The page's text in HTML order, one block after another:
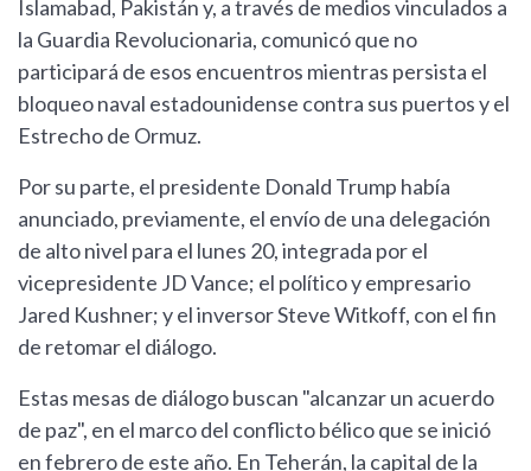
Islamabad, Pakistán y, a través de medios vinculados a
la Guardia Revolucionaria, comunicó que no
participará de esos encuentros mientras persista el
bloqueo naval estadounidense contra sus puertos y el
Estrecho de Ormuz.
Por su parte, el presidente Donald Trump había
anunciado, previamente, el envío de una delegación
de alto nivel para el lunes 20, integrada por el
vicepresidente JD Vance; el político y empresario
Jared Kushner; y el inversor Steve Witkoff, con el fin
de retomar el diálogo.
Estas mesas de diálogo buscan "alcanzar un acuerdo
de paz", en el marco del conflicto bélico que se inició
en febrero de este año. En Teherán, la capital de la